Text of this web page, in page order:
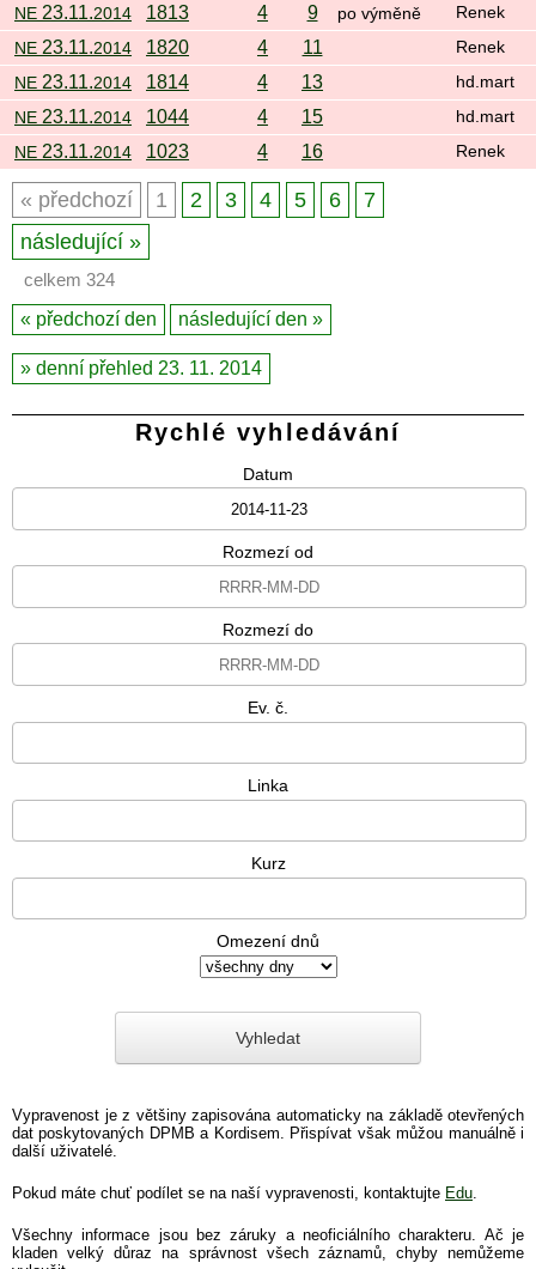
NE 23.11.2014 1813 4 9 po výměně Renek
NE 23.11.2014 1820 4 11 Renek
NE 23.11.2014 1814 4 13 hd.mart
NE 23.11.2014 1044 4 15 hd.mart
NE 23.11.2014 1023 4 16 Renek
předchozí 1 2 3 4 5 6
7
následující
celkem 324
předchozí den následující den
denní přehled 23. 11. 2014
Rychlé vyhledávání
Datum
Rozmezí od
Rozmezí do
Ev. č.
Linka
Kurz
Omezení dnů
Vypravenost je z většiny zapisována automaticky na základě otevřených
dat poskytovaných DPMB a Kordisem. Přispívat však můžou manuálně i
další uživatelé.
Pokud máte chuť podílet se na naší vypravenosti, kontaktujte Edu
Všechny informace jsou bez záruky a neoficiálního charakteru. Ač je
kladen velký důraz na správnost všech záznamů, chyby nemůžeme